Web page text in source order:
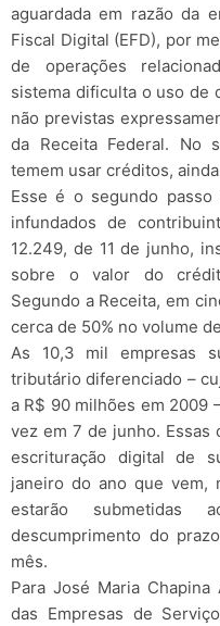
aguardada em razão da
Fiscal Digital (EFD), por
de operações
sistema dificulta o uso de
não previstas
da Receita Federal. No
temem usar créditos,
Esse é o segundo
infundados de
12.249, de 11 de junho,
sobre o valor do
Segundo a Receita, em
cerca de 50% no volume
As 10,3 mil empresas
tributário diferenciado –
a R$ 90 milhões em 2009
vez em 7 de junho. Essas
escrituração digital de
janeiro do ano que vem,
estarão
descumprimento do
mês.
Para José Maria
das Empresas de